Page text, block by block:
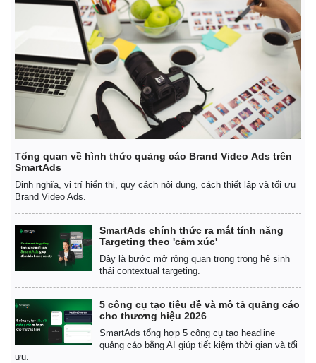
Pháp luật
Quân sự - Quốc phòng
Tổng quan về hình thức quảng cáo Brand Video Ads trên
SmartAds
Định nghĩa, vị trí hiển thị, quy cách nội dung, cách thiết lập và tối ưu
Brand Video Ads.
SmartAds chính thức ra mắt tính năng
Targeting theo 'cảm xúc'
Đây là bước mở rộng quan trọng trong hệ sinh
thái contextual targeting.
5 công cụ tạo tiêu đề và mô tả quảng cáo
cho thương hiệu 2026
SmartAds tổng hợp 5 công cụ tạo headline
quảng cáo bằng AI giúp tiết kiệm thời gian và tối
ưu.